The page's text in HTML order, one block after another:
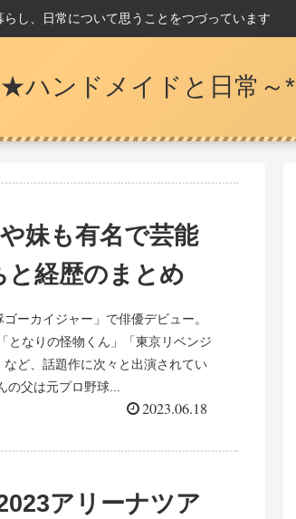
し、日常について思うことをつづっています
ハンドメイドと日常～*
妹も有名で芸能
と経歴のまとめ
ーカイジャー」で俳優デビュー。
となりの怪物くん」「東京リベンジ
ど、話題作に次々と出演されてい
の父は元プロ野球...
2023.06.18
アリーナツア